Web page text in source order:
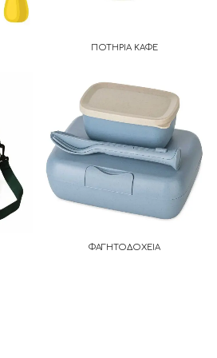
ΠΟΤΗΡΙΑ ΚΑΦΕ
ΦΑΓΗΤΟΔΟΧΕΙΑ